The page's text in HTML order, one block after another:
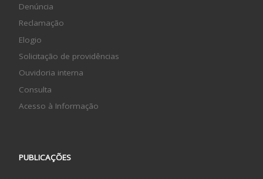
Denúncia
Reclamação
Elogio
Solicitação de providências
Ouvidoria interna
Consulta
Acesso à Informação
PUBLICAÇÕES